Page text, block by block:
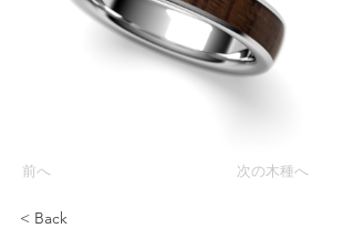
前へ 次の木種へ
< Back